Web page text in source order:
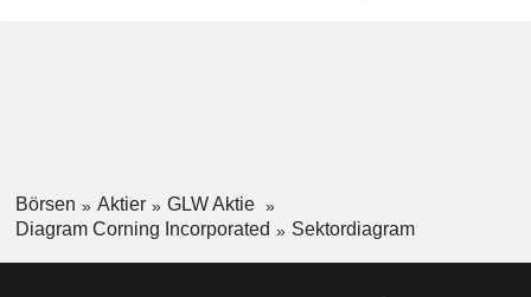
Börsen Aktier
GLW Aktie
Diagram Corning Incorporated
Sektordiagram